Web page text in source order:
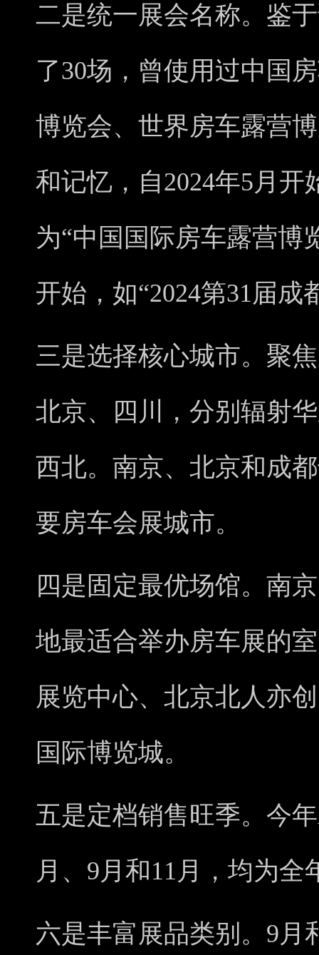
二是统一展会名称。鉴
了30场，曾使用过中国
博览会、世界房车露营
和记忆，自2024年5月
为“中国国际房车露营博
开始，如“2024第31届
三是选择核心城市。聚
北京、四川，分别辐射
西北。南京、北京和成
要房车会展城市。
四是固定最优场馆。南
地最适合举办房车展的
展览中心、北京北人亦
国际博览城。
五是定档销售旺季。今
月、9月和11月，均为全
六是丰富展品类别。9月